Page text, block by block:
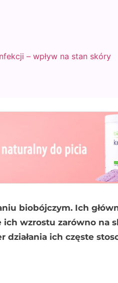
– wpływ na stan skóry
biobójczym. Ich
wzrostu zarówno na
działania ich częste